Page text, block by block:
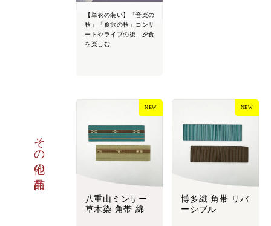
【単衣の装い】「音楽の
秋」「食欲の秋」コンサ
ートやライブの後、夕食
を楽しむ
その他の商品
八重山ミンサー
草木染 角帯 綿
NEW
博多織 角帯 リバ
ーシブル
NEW